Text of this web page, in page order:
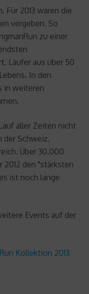
Für 2013 waren die
vergeben. So
zu einer
Läufer aus über 50
In den
in weiteren
aller Zeiten nicht
der Schweiz,
Über 30.000
2012 den "stärksten
ist noch lange
Events auf der
Kollektion 2013